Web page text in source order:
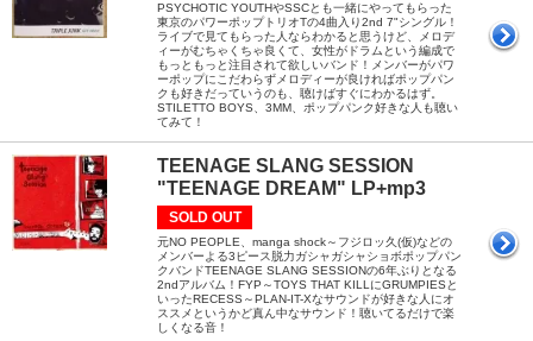
PSYCHOTIC YOUTHやSSCとも一緒にやってもらった
東京のパワーポップトリオTの4曲入り2nd 7"シングル！
ライブで見てもらった人ならわかると思うけど、メロデ
ィーがむちゃくちゃ良くて、女性がドラムという編成で
もっともっと注目されて欲しいバンド！メンバーがパワ
ーポップにこだわらずメロディーが良ければポップパン
クも好きだっていうのも、聴けばすぐにわかるはず。
STILETTO BOYS、3MM、ポップパンク好きな人も聴い
てみて！
TEENAGE SLANG SESSION
"TEENAGE DREAM" LP+mp3
SOLD OUT
元NO PEOPLE、manga shock～フジロッ久(仮)などの
メンバーよる3ピース脱力ガシャガシャショボポップパン
クバンドTEENAGE SLANG SESSIONの6年ぶりとなる
2ndアルバム！FYP～TOYS THAT KILLにGRUMPIESと
いったRECESS～PLAN-IT-Xなサウンドが好きな人にオ
ススメというかど真ん中なサウンド！聴いてるだけで楽
しくなる音！